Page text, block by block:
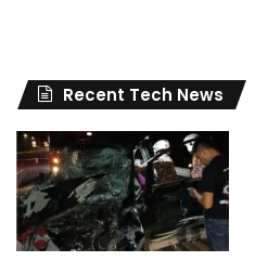
Recent Tech News